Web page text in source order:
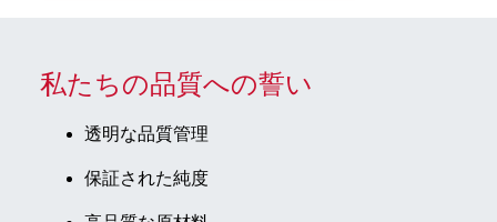
私たちの品質への誓い
透明な品質管理
保証された純度